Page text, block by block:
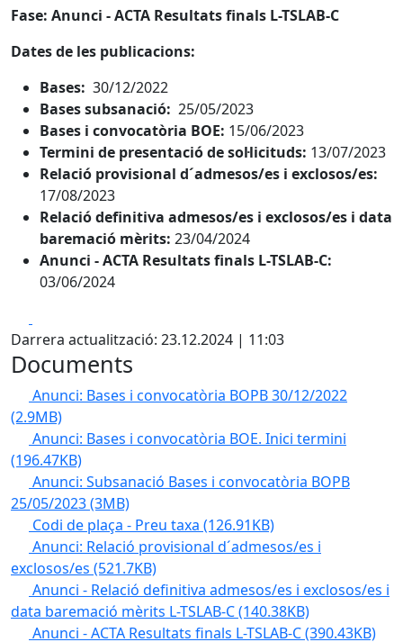
Fase: Anunci - ACTA Resultats finals L-TSLAB-C
Dates de les publicacions:
Bases: 30/12/2022
Bases subsanació: 25/05/2023
Bases i convocatòria BOE: 15/06/2023
Termini de presentació de sol·licituds: 13/07/2023
Relació provisional d´admesos/es i exclosos/es:
17/08/2023
Relació definitiva admesos/es i exclosos/es i data
baremació mèrits: 23/04/2024
Anunci - ACTA Resultats finals L-TSLAB-C:
03/06/2024
Darrera actualització: 23.12.2024 | 11:03
Documents
Anunci: Bases i convocatòria BOPB 30/12/2022
(2.9MB)
Anunci: Bases i convocatòria BOE. Inici termini
(196.47KB)
Anunci: Subsanació Bases i convocatòria BOPB
25/05/2023(3MB)
Codi de plaça - Preu taxa (126.91KB)
Anunci: Relació provisional d´admesos/es i
exclosos/es (521.7KB)
Anunci - Relació definitiva admesos/es i exclosos/es i
data baremació mèrits L-TSLAB-C(140.38KB)
Anunci - ACTA Resultats finals L-TSLAB-C(390.43KB)